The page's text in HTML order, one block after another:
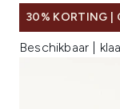
30% KORTING |
Beschikbaar |